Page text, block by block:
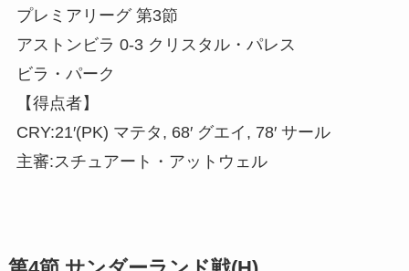
プレミアリーグ 第3節
アストンビラ 0-3 クリスタル・パレス
ビラ・パーク
【得点者】
CRY:21′(PK) マテタ, 68′ グエイ, 78′ サール
主審:スチュアート・アットウェル